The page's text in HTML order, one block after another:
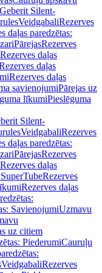
Geberit Silent-
VeidgabaliRezerves
daļas paredzētas:
PārejasRezerves
Rezerves daļas
daļas
Rezerves daļas
savienojumiPārejas uz
līkumiPieslēguma
Silent-
VeidgabaliRezerves
daļas paredzētas:
PārejasRezerves
Rezerves daļas
Rezerves
Rezerves daļas
SavienojumiUzmavu
uz citiem
PiederumiCauruļu
VeidgabaliRezerves